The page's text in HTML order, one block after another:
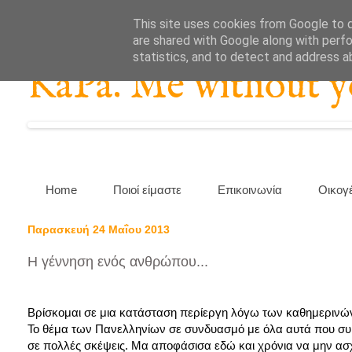
KaPa. Me without
Home Ποιοί είμαστε Επικοινωνία
Παρασκευή 24 Μαΐου 2013
Η γέννηση ενός ανθρώπου...
Βρίσκομαι σε μια κατάσταση περίεργη λόγω των
Το θέμα των Πανελληνίων σε συνδυασμό με όλα αυτά που
σε πολλές σκέψεις. Μα αποφάσισα εδώ και χρόνια να μην
This site uses cookies from Google to
are shared with Google along with
statistics, and to detect and address